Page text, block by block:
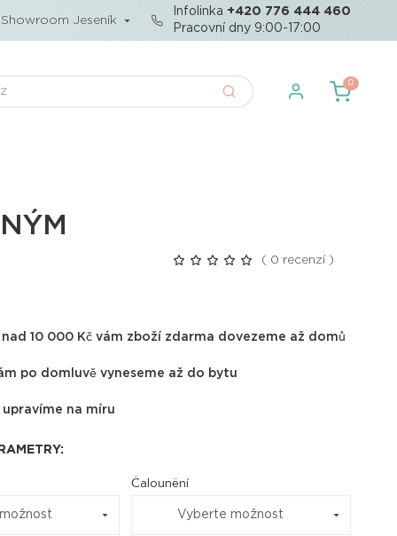
Showroom Jeseník
Infolinka +420 776 444 460
Pracovní dny 9:00-17:00
0
( 0 recenzí )
nad 10 000 Kč vám zboží zdarma dovezeme až domů
po domluvě vyneseme až do bytu
na míru
Čalounění
Vyberte možnost